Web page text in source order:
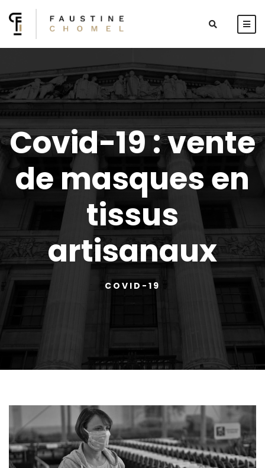
Covid-19 : vente
de masques en
tissus
artisanaux
COVID-19